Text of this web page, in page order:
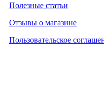
Полезные статьи
Отзывы о магазине
Пользовательское